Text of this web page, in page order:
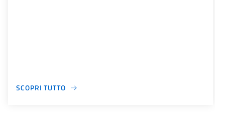
SCOPRI TUTTO